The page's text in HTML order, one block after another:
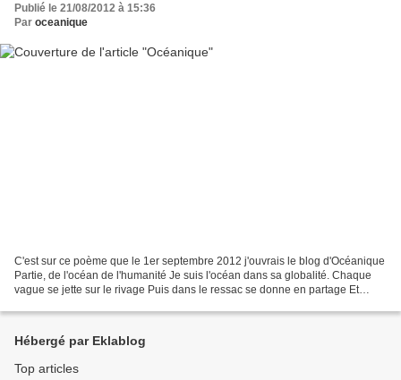
Publié le 21/08/2012 à 15:36
Par oceanique
C'est sur ce poème que le 1er septembre 2012 j'ouvrais le blog d'Océanique
Partie, de l'océan de l'humanité Je suis l'océan dans sa globalité. Chaque
vague se jette sur le rivage Puis dans le ressac se donne en partage Et
Hébergé par Eklablog
Top articles